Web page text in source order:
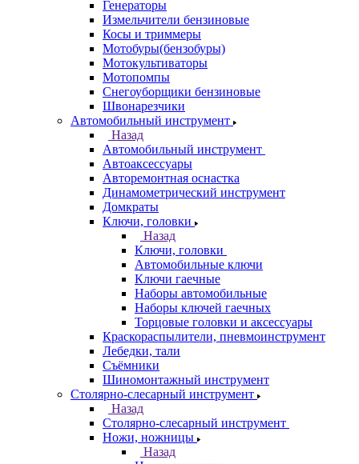
Генераторы
Измельчители бензиновые
Косы и триммеры
Мотобуры(бензобуры)
Мотокультиваторы
Мотопомпы
Снегоуборщики бензиновые
Швонарезчики
Автомобильный инструмент
Назад
Автомобильный инструмент
Автоаксессуары
Авторемонтная оснастка
Динамометрический инструмент
Домкраты
Ключи, головки
Назад
Ключи, головки
Автомобильные ключи
Ключи гаечные
Наборы автомобильные
Наборы ключей гаечных
Торцовые головки и аксессуары
Краскораспылители, пневмоинструмент
Лебедки, тали
Съёмники
Шиномонтажный инструмент
Столярно-слесарный инструмент
Назад
Столярно-слесарный инструмент
Ножи, ножницы
Назад